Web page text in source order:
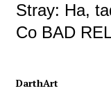
Stray: Ha,
Co BAD
DarthArt